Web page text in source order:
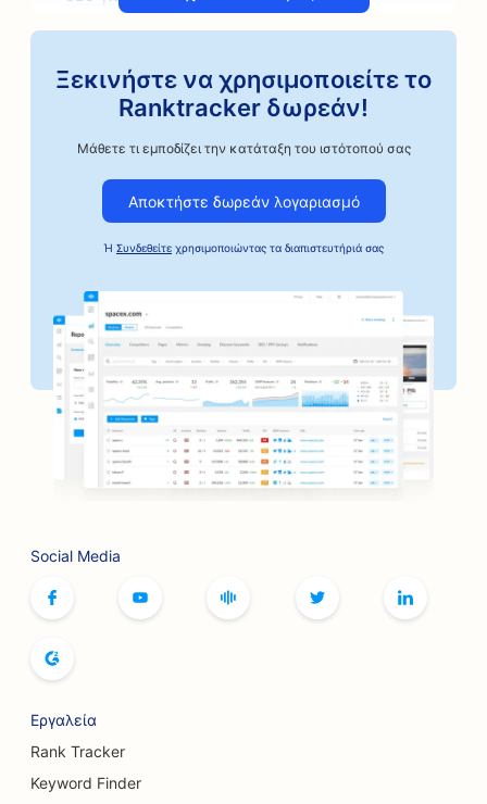
αυτοκινήτων
SEO για μαθήματα τέχνης
SEO για καταστήματα επισκευής αυτοκινήτων
SEO για καφεκοπτεία Artisan Coffee Roasters
SEO για αρτοποιεία
SEO για κουρεία
SEO για τράπεζες
SEO για βιβλιοπωλεία
SEO για τις υπηρεσίες Botox και Fillers
SEO για αίθουσες μπόουλινγκ
SEO για ζυθοποιίες
Ξεκινήστε να χρησιμοποιείτε το
Ranktracker δωρεάν!
Μάθετε τι εμποδίζει την κατάταξη του ιστότοπού σας
Αποκτήστε δωρεάν λογαριασμό
Ή Συνδεθείτε χρησιμοποιώντας τα διαπιστευτήριά σας
Social Media
Εργαλεία
Rank Tracker
Keyword Finder